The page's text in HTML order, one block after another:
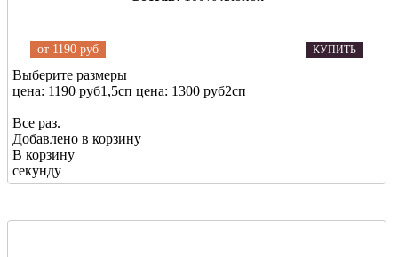
от 1190 руб КУПИТЬ
Выберите размеры
цена: 1190 руб1,5сп цена: 1300 руб2сп
Все раз.
Добавлено в корзину
В корзину
секунду